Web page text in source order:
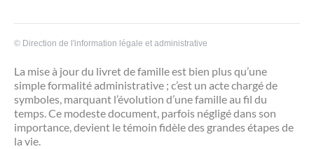
© Direction de l'information légale et administrative
La mise à jour du livret de famille est bien plus qu’une
simple formalité administrative ; c’est un acte chargé de
symboles, marquant l’évolution d’une famille au fil du
temps. Ce modeste document, parfois négligé dans son
importance, devient le témoin fidèle des grandes étapes de
la vie.